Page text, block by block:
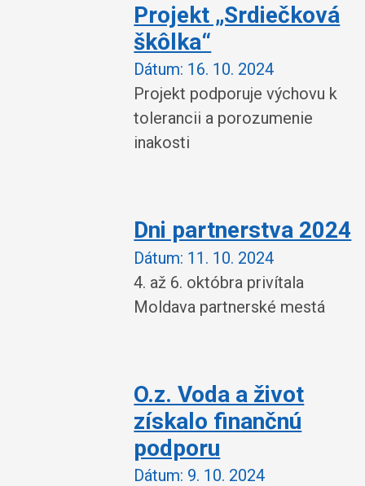
Projekt „Srdiečková
škôlka“
Dátum: 16. 10. 2024
Projekt podporuje výchovu k
tolerancii a porozumenie
inakosti
Dni partnerstva 2024
Dátum: 11. 10. 2024
4. až 6. októbra privítala
Moldava partnerské mestá
O.z. Voda a život
získalo finančnú
podporu
Dátum: 9. 10. 2024